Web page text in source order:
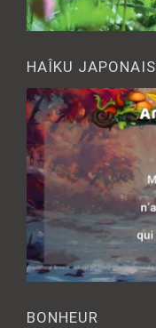
HAÎKU JAPONAIS
BONHEUR